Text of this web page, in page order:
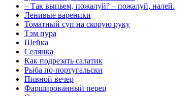
– Так выпьем, пожалуй? – пожалуй, налей.
Ленивые вареники
Томатный суп на скорую руку
Тэм пура
Шейка
Селянка
Как подрезать салатик
Рыба по-португальски
Пивной вечер
Фаршированный перец